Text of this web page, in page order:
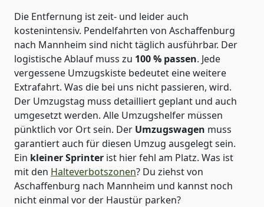
Die Entfernung ist zeit- und leider auch
kostenintensiv. Pendelfahrten von Aschaffenburg
nach Mannheim sind nicht täglich ausführbar. Der
logistische Ablauf muss zu 100 % passen. Jede
vergessene Umzugskiste bedeutet eine weitere
Extrafahrt. Was die bei uns nicht passieren, wird.
Der Umzugstag muss detailliert geplant und auch
umgesetzt werden. Alle Umzugshelfer müssen
pünktlich vor Ort sein. Der Umzugswagen muss
garantiert auch für diesen Umzug ausgelegt sein.
Ein kleiner Sprinter ist hier fehl am Platz. Was ist
mit den Halteverbotszonen? Du ziehst von
Aschaffenburg nach Mannheim und kannst noch
nicht einmal vor der Haustür parken?